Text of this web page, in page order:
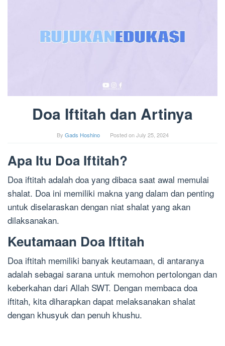
Doa Iftitah dan Artinya
By Gads Hoshino Posted onJuly 25, 2024
Apa Itu Doa Iftitah?
Doa iftitah adalah doa yang dibaca saat awal memulai
shalat. Doa ini memiliki makna yang dalam dan penting
untuk diselaraskan dengan niat shalat yang akan
dilaksanakan.
Keutamaan Doa Iftitah
Doa iftitah memiliki banyak keutamaan, di antaranya
adalah sebagai sarana untuk memohon pertolongan dan
keberkahan dari Allah SWT. Dengan membaca doa
iftitah, kita diharapkan dapat melaksanakan shalat
dengan khusyuk dan penuh khushu.